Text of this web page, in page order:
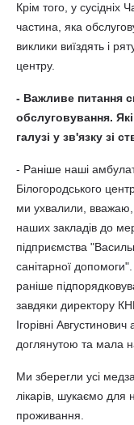
Крім того, у
частина, яка
виклики виїздять і
центру.
- Важливе питання
обслуговування.
галузі у зв'язку зі
- Раніше наші
Білогородського
ми ухвалили,
наших закладів до
підприємства
санітарної
раніше
завдяки директору
Ігорівні
доглянутою та мала
Ми зберегли усі
лікарів, шукаємо
проживання.